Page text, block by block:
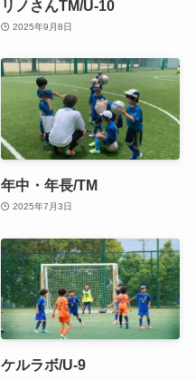
リノさんTM/U-10
2025年9月8日
年中・年長/TM
2025年7月3日
ケルラボ/U-9